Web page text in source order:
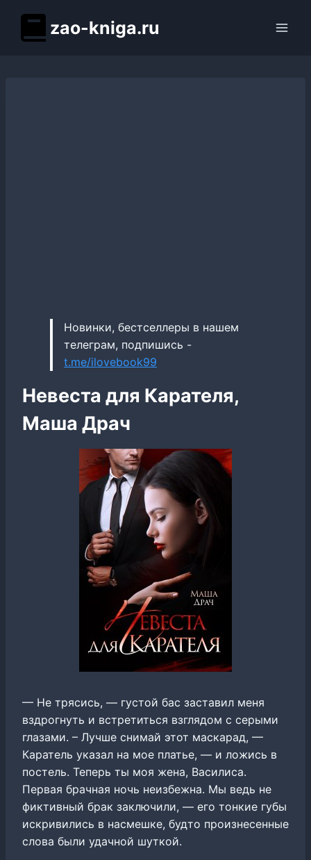
содержимому
zao-kniga.ru
Новинки, бестселлеры в нашем
телеграм, подпишись -
t.me/ilovebook99
Невеста для Карателя,
Маша Драч
— Не трясись, — густой бас заставил меня
вздрогнуть и встретиться взглядом с серыми
глазами. – Лучше снимай этот маскарад, —
Каратель указал на мое платье, — и ложись в
постель. Теперь ты моя жена, Василиса.
Первая брачная ночь неизбежна. Мы ведь не
фиктивный брак заключили, — его тонкие губы
искривились в насмешке, будто произнесенные
слова были удачной шуткой.